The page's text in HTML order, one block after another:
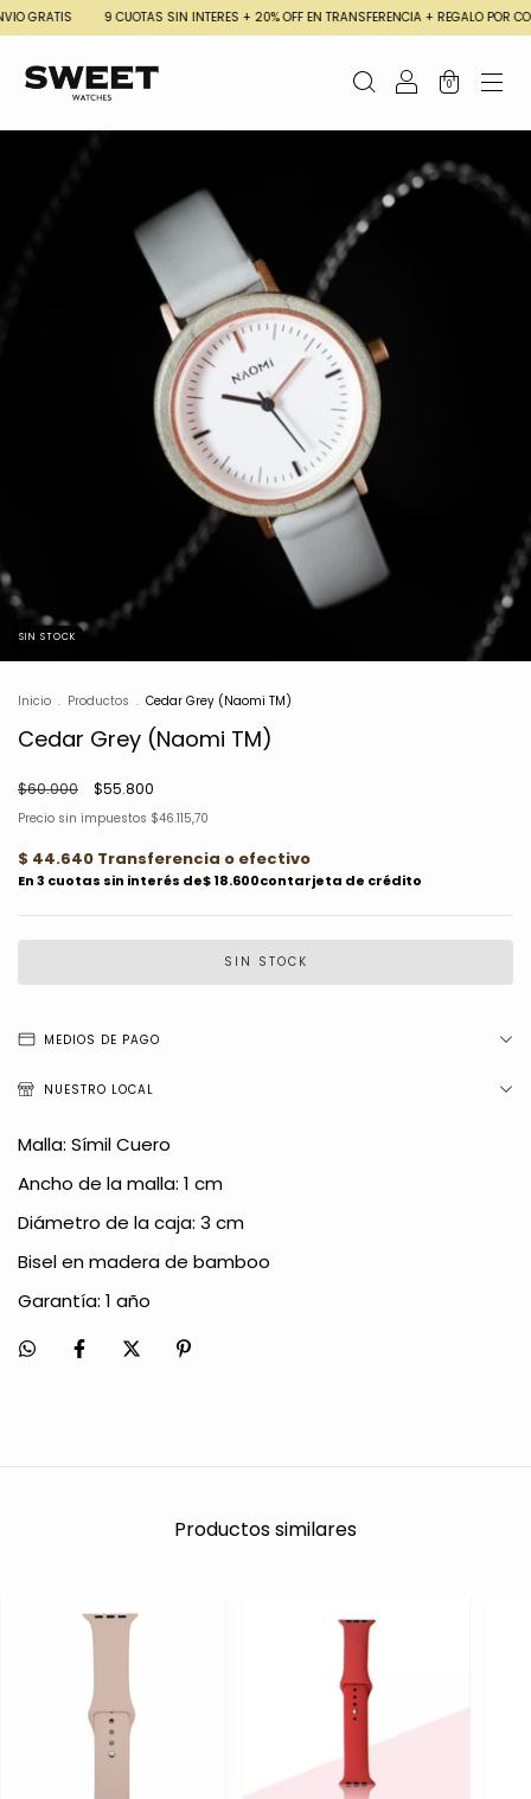
GRATIS 9 CUOTAS SIN INTERES + 20% OFF EN TRANSFERENCIA + REGALO POR
0
SIN STOCK
Inicio . Productos . Cedar Grey (Naomi TM)
Cedar Grey (Naomi TM)
$60.000 $55.800
Precio sin impuestos $46.115,70
MEDIOS DE PAGO
NUESTRO LOCAL
Malla: Símil Cuero
Ancho de la malla: 1 cm
Diámetro de la caja: 3 cm
Bisel en madera de bamboo
Garantía: 1 año
Productos similares